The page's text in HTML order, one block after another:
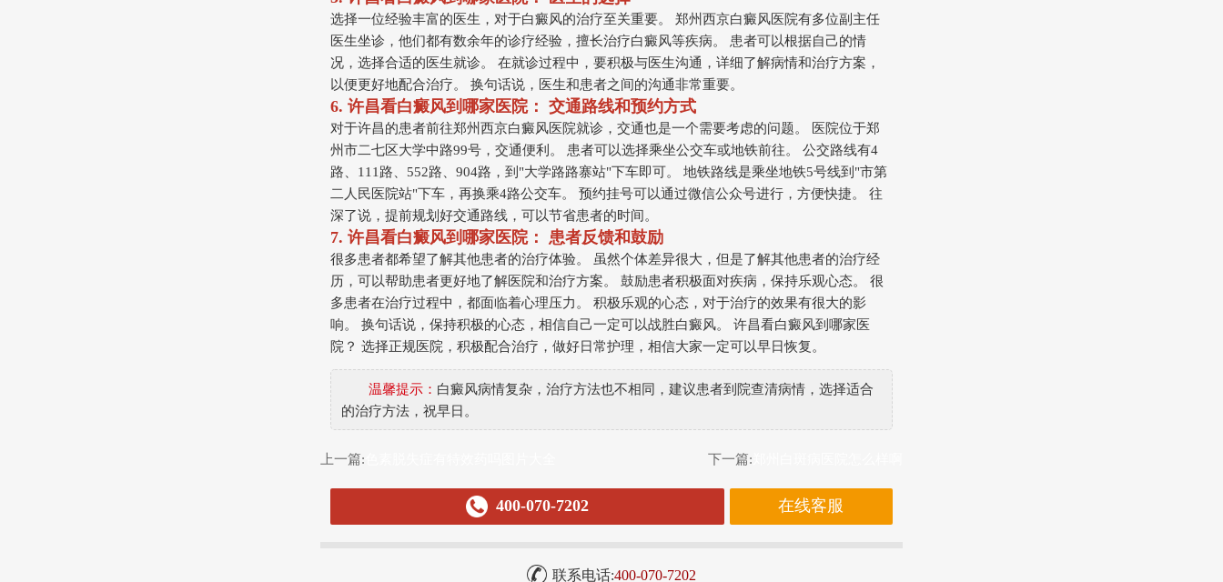
选择一位经验丰富的医生，对于白癜风的治疗至关重要。 郑州西京白癜风医院有多位副主任
医生坐诊，他们都有数余年的诊疗经验，擅长治疗白癜风等疾病。 患者可以根据自己的情
况，选择合适的医生就诊。 在就诊过程中，要积极与医生沟通，详细了解病情和治疗方案，
以便更好地配合治疗。 换句话说，医生和患者之间的沟通非常重要。
6. 许昌看白癜风到哪家医院： 交通路线和预约方式
对于许昌的患者前往郑州西京白癜风医院就诊，交通也是一个需要考虑的问题。 医院位于郑
州市二七区大学中路99号，交通便利。 患者可以选择乘坐公交车或地铁前往。 公交路线有4
路、111路、552路、904路，到"大学路路寨站"下车即可。 地铁路线是乘坐地铁5号线到"市第
二人民医院站"下车，再换乘4路公交车。 预约挂号可以通过微信公众号进行，方便快捷。 往
深了说，提前规划好交通路线，可以节省患者的时间。
7. 许昌看白癜风到哪家医院： 患者反馈和鼓励
很多患者都希望了解其他患者的治疗体验。 虽然个体差异很大，但是了解其他患者的治疗经
历，可以帮助患者更好地了解医院和治疗方案。 鼓励患者积极面对疾病，保持乐观心态。 很
多患者在治疗过程中，都面临着心理压力。 积极乐观的心态，对于治疗的效果有很大的影
响。 换句话说，保持积极的心态，相信自己一定可以战胜白癜风。 许昌看白癜风到哪家医
院？ 选择正规医院，积极配合治疗，做好日常护理，相信大家一定可以早日恢复。
温馨提示： 白癜风病情复杂，治疗方法也不相同，建议患者到院查清病情，选择适合
的治疗方法，祝早日。
上一篇: 下一篇:
400-070-7202 在线客服
联系电话:400-070-7202